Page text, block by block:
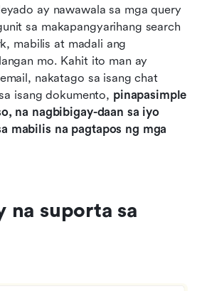
ay nawawala sa mga query
sa makapangyarihang search
mabilis at madali ang
mo. Kahit ito man ay
nakatago sa isang chat
isang dokumento, pinapasimple
na nagbibigay-daan sa iyo
mabilis na pagtapos ng mga
na suporta sa